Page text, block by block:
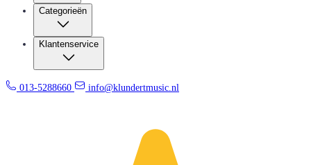
Categorieën
Klantenservice
013-5288660 info@klundertmusic.nl